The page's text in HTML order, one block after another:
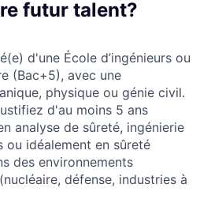
futur talent?
d'une École d’ingénieurs ou
(Bac+5), avec une
physique ou génie civil.
d'au moins 5 ans
analyse de sûreté, ingénierie
ou idéalement en sûreté
des environnements
(nucléaire, défense, industries à